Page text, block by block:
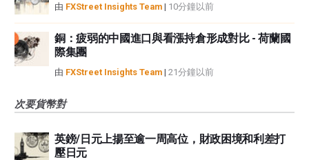
由 FXStreet Insights Team | 10分鐘以前
銅：疲弱的中國進口與看漲持倉形成對比 - 荷蘭國
際集團
由 FXStreet Insights Team | 21分鐘以前
次要貨幣對
英鎊/日元上揚至逾一周高位，財政困境和利差打
壓日元